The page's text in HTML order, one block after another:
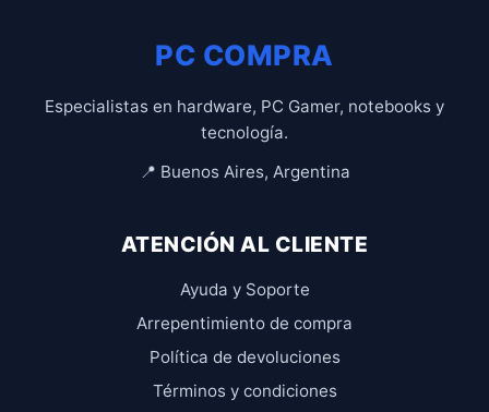
PC COMPRA
Especialistas en hardware, PC Gamer, notebooks y
tecnología.
📍 Buenos Aires, Argentina
ATENCIÓN AL CLIENTE
Ayuda y Soporte
Arrepentimiento de compra
Política de devoluciones
Términos y condiciones